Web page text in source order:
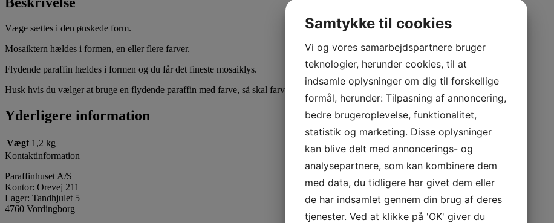
Væge sættes i den ønskede form.
Mosaiktern hældes i formen, en eller flere farver.
Flydende paraffin hældes i formen og du får det fineste mosaiklys.
Husk hvis du vælger at bruge en flydende paraffin med farve, så skal farven være lysere end de mosaiktern du kommer i formen.
Yderligere information
Vægt 1,2 kg
Kontaktinformation
Paraffinhuset A/S
Kontor: Orevej 211
Lager: Tandhjulet 5
4760 Vordingborg
Samtykke til cookies
Vi og vores samarbejdspartnere bruger
teknologier, herunder cookies, til at
indsamle oplysninger om dig til forskellige
formål, herunder: Tilpasning af annoncering,
bedre brugeroplevelse, funktionalitet,
statistik og marketing. Disse oplysninger
kan blive delt med annoncerings- og
analysepartnere, som kan kombinere dem
med data, du tidligere har givet dem eller
de har indsamlet gennem din brug af deres
tjenester. Ved at klikke på 'OK' giver du